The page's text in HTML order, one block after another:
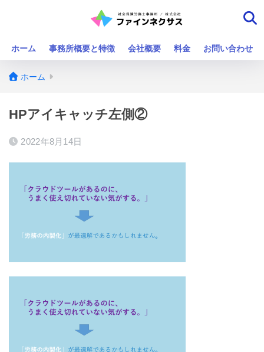
ホーム 事務所概要と特徴 会社概要 料金 お問い合わせ
ホーム
HPアイキャッチ左側②
2022年8月14日